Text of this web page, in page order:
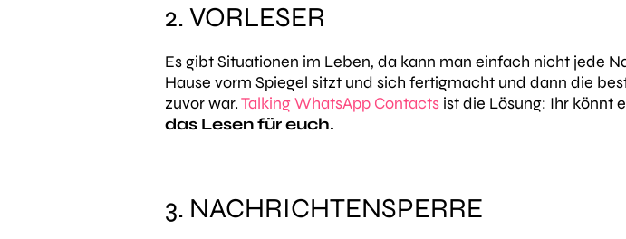
2. VORLESER
Es gibt Situationen im Leben, da kann man einfach nicht jede
Hause vorm Spiegel sitzt und sich fertigmacht und dann die
zuvor war.Talking WhatsApp Contacts ist die Lösung: Ihr könnt
das Lesen für euch.
3. NACHRICHTENSPERRE